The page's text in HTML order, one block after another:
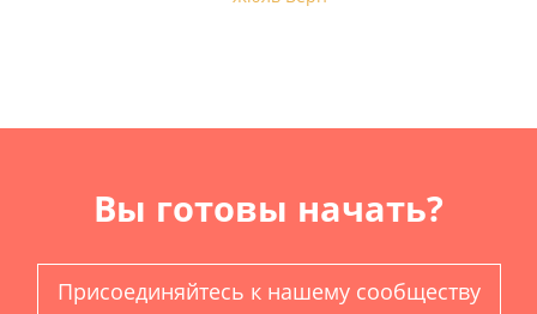
Вы готовы начать?
Присоединяйтесь к нашему сообществу